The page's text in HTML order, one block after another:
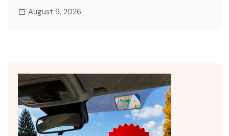
August 9, 2026